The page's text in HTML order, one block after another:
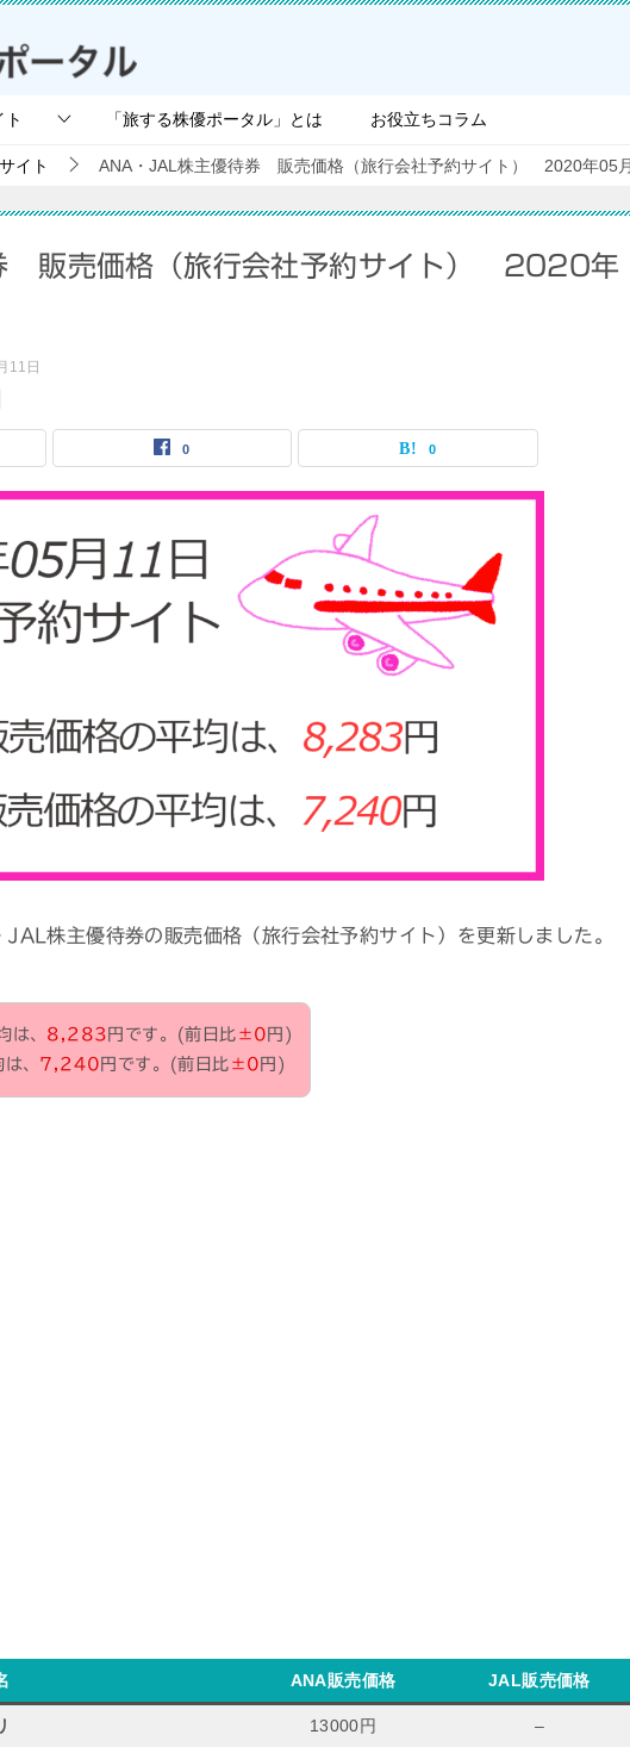
「旅する株優ポータル」とは お役立ちコラム
イト ANA・JAL株主優待券 販売価格（旅行会社予約サイト） 2020年05
販売価格（旅行会社予約サイト） 2020年
11日
0 0
株主優待券の販売価格（旅行会社予約サイト）を更新しました。
は、 8,283 円です。 (前日比 ±0 円)
、 7,240 円です。(前日比 ±0 円)
ANA販売価格 JAL販売価格
13000円 –